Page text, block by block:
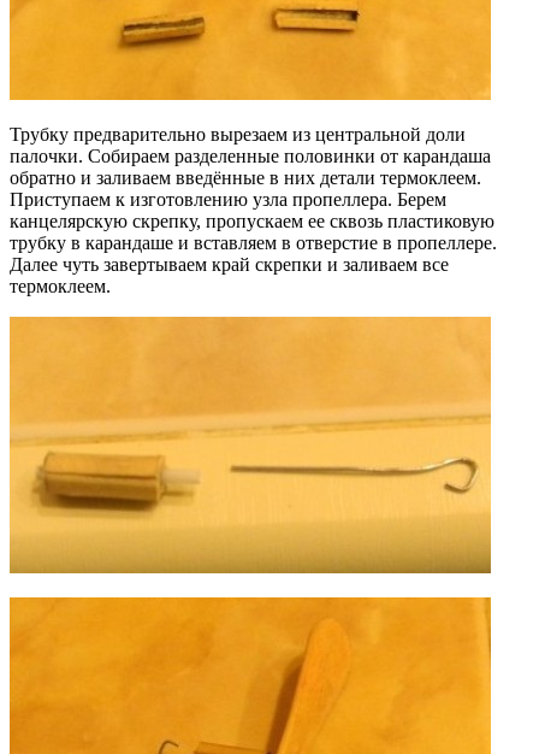
Трубку предварительно вырезаем из центральной доли
палочки. Собираем разделенные половинки от карандаша
обратно и заливаем введённые в них детали термоклеем.
Приступаем к изготовлению узла пропеллера. Берем
канцелярскую скрепку, пропускаем ее сквозь пластиковую
трубку в карандаше и вставляем в отверстие в пропеллере.
Далее чуть завертываем край скрепки и заливаем все
термоклеем.